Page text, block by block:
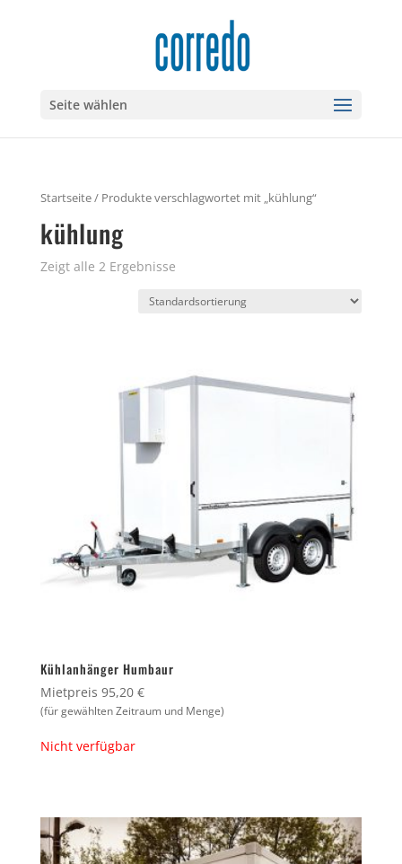
Seite wählen
Startseite/ Produkte verschlagwortet mit „kühlung“
kühlung
Zeigt alle 2 Ergebnisse
Kühlanhänger Humbaur
Mietpreis 95,20 €
(für gewählten Zeitraum und Menge)
Nicht verfügbar